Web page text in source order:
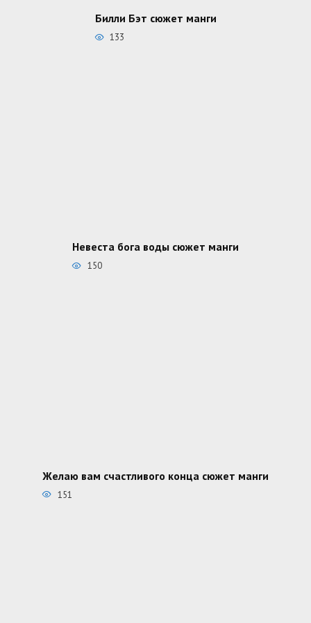
Билли Бэт сюжет манги
133
Невеста бога воды сюжет манги
150
Желаю вам счастливого конца сюжет манги
151